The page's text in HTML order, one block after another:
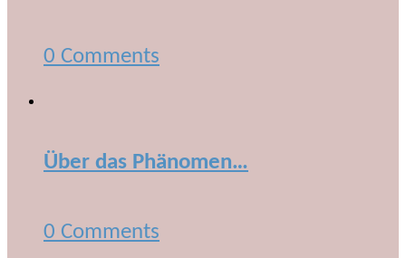
0 Comments
Über das Phänomen…
0 Comments